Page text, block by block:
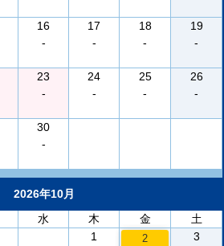
16
-
17
-
18
-
19
-
23
-
24
-
25
-
26
-
30
-
2026年10月
水 木 金
土
1
2
3